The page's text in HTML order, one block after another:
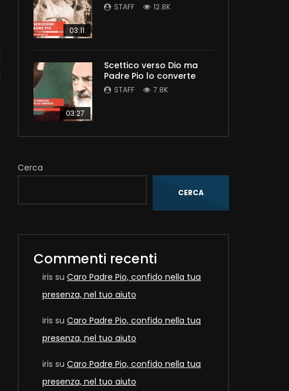
03:11
STAFF 12.8K
03:27
Scettico verso Dio ma
Padre Pio lo converte
STAFF 7.8K
Cerca
CERCA
Commenti recenti
iris su Caro Padre Pio, confido nella tua
presenza, nel tuo aiuto
iris su Caro Padre Pio, confido nella tua
presenza, nel tuo aiuto
iris su Caro Padre Pio, confido nella tua
presenza, nel tuo aiuto